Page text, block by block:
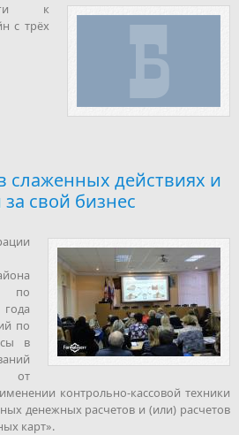
к
с трёх
слаженных действиях и
свой бизнес
по
по
в
от
контрольно-кассовой техники
денежных расчетов и (или) расчетов
карт».